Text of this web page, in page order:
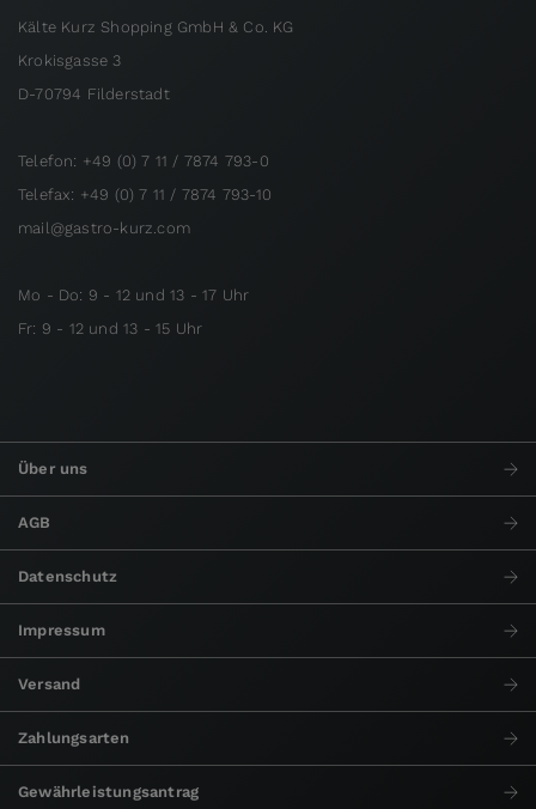
Kälte Kurz Shopping GmbH & Co. KG
Krokisgasse 3
D-70794 Filderstadt
Telefon: +49 (0) 7 11 / 7874 793-0
Telefax: +49 (0) 7 11 / 7874 793-10
mail@gastro-kurz.com
Mo - Do: 9 - 12 und 13 - 17 Uhr
Fr: 9 - 12 und 13 - 15 Uhr
Über uns
AGB
Datenschutz
Impressum
Versand
Zahlungsarten
Gewährleistungsantrag